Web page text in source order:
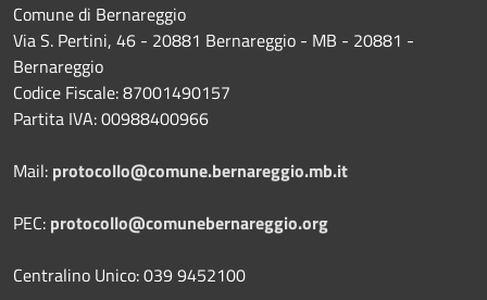
Comune di Bernareggio
Via S. Pertini, 46 - 20881 Bernareggio - MB - 20881 -
Bernareggio
Codice Fiscale: 87001490157
Partita IVA: 00988400966
Mail: protocollo@comune.bernareggio.mb.it
PEC: protocollo@comunebernareggio.org
Centralino Unico: 039 9452100